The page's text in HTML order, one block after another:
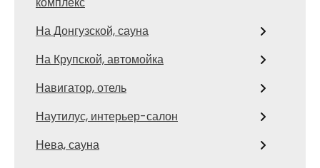
На Донгузской, сауна
На Крупской, автомойка
Навигатор, отель
Наутилус, интерьер-салон
Нева, сауна